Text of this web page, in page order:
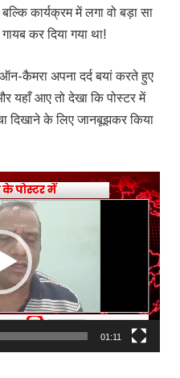
कार्यक्रम में लगा वो बड़ा सा
कर दिया गया था!
कैमरा अपना दर्द बयां करते हुए
यहाँ आए तो देखा कि पोस्टर में
दिखाने के लिए जानबूझकर किया
01:11